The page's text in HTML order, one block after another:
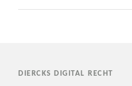
DIERCKS DIGITAL RECHT